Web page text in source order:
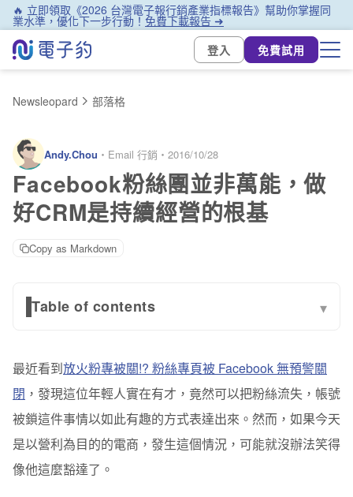
🔥 立即領取《2026 台灣電子報行銷產業指標報告》幫助你掌握同
業水準，優化下一步行動！免費下載報告 ➜
登入
免費試用
Newsleopard 部落格
Andy.Chou ・ Email 行銷 ・ 2016/10/28
Facebook粉絲團並非萬能，做
好CRM是持續經營的根基
Copy as Markdown
Table of contents ▾
溝通主動權
個人化溝通
平台會迭代
舊客的聯繫成本更低
最近看到放火粉專被關!? 粉絲專頁被 Facebook 無預警關
閉 ，發現這位年輕人實在有才，竟然可以把粉絲流失，帳號
被鎖這件事情以如此有趣的方式表達出來。然而，如果今天
是以營利為目的的電商，發生這個情況，可能就沒辦法笑得
像他這麼豁達了。